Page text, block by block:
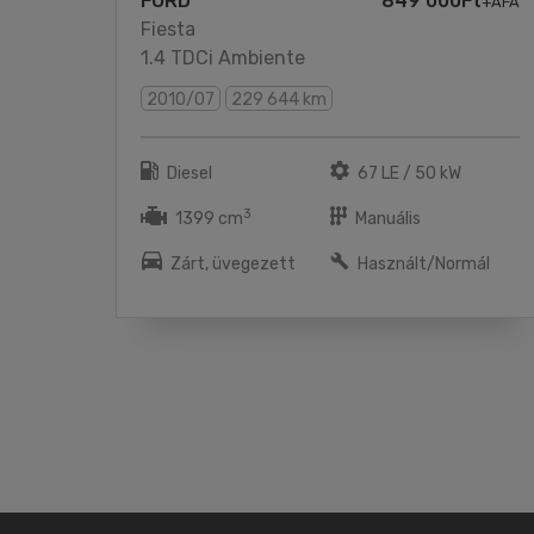
Fiesta
1.4 TDCi Ambiente
2010/07 229 644 km
Diesel 67 LE / 50 kW
1399 cm3 Manuális
Zárt, üvegezett Használt/Normál